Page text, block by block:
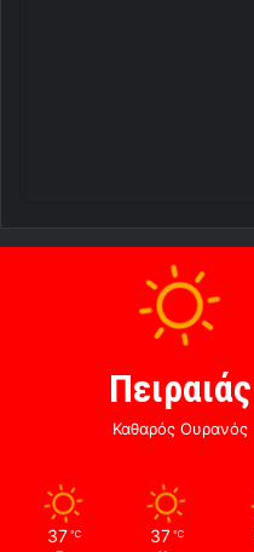
Πειραιάς
Καθαρός Ουρανός
37 ℃ 37 ℃